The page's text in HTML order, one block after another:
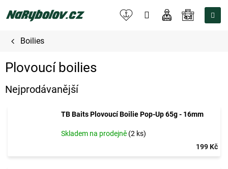
na
NÁKUPNÍ
Boilies
Plovoucí boilies
Nejprodávanější
TB Baits Plovoucí Boilie Pop-Up 65g - 16mm
Skladem na prodejně (2 ks)
199 Kč